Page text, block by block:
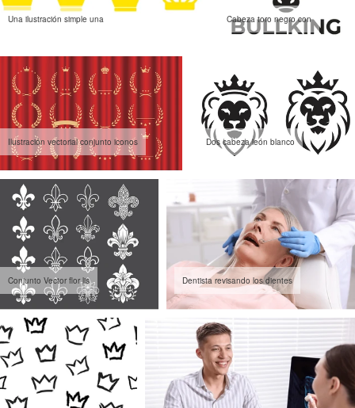
Una ilustración simple una Cabeza toro negro con
Ilustración vectorial conjunto iconos Dos cabeza león blanco
Conjunto Vector flor lis Dentista revisando los dientes